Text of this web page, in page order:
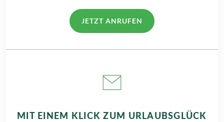
JETZT ANRUFEN(LINK ÖFFNET IN NEUEM TAB)
MIT EINEM KLICK ZUM URLAUBSGLÜCK